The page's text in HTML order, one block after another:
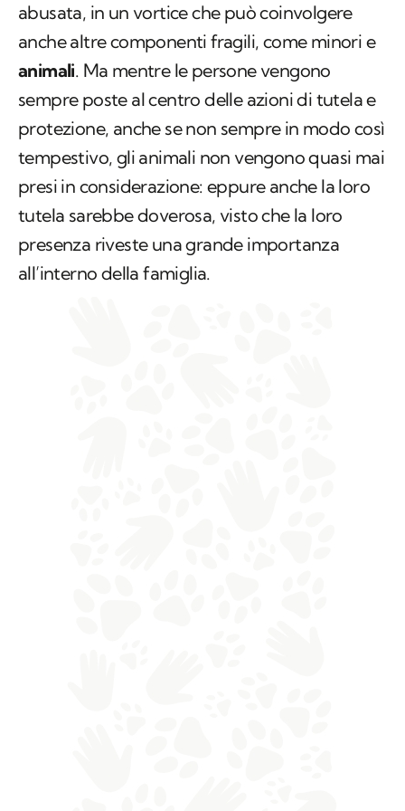
abusata, in un vortice che può coinvolgere
anche altre componenti fragili, come minori e
animali. Ma mentre le persone vengono
sempre poste al centro delle azioni di tutela e
protezione, anche se non sempre in modo così
tempestivo, gli animali non vengono quasi mai
presi in considerazione: eppure anche la loro
tutela sarebbe doverosa, visto che la loro
presenza riveste una grande importanza
all’interno della famiglia.